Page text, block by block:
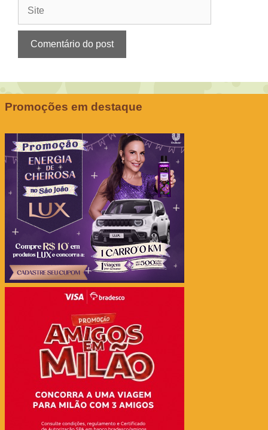
Promoções em destaque